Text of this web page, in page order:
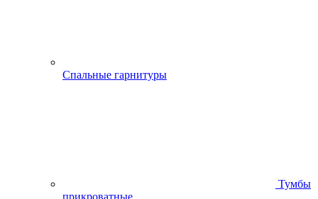
Спальные гарнитуры
Тумбы
прикроватные